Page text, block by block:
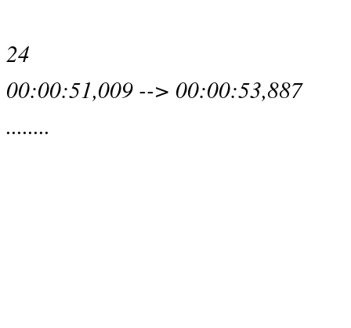
24
00:00:51,009 --> 00:00:53,887
........